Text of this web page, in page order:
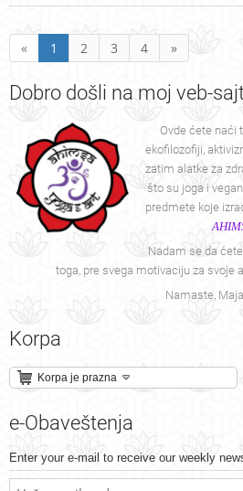
« 1 2 3 4 »
Dobro došli na moj veb-
Ovde ćete naći
ekofilozofiji,
zatim alatke za
što su joga i
predmete koje
Nadam se da
toga, pre svega motivaciju za svoje
Namaste, Maja
Korpa
Korpa je prazna
e-Obaveštenja
Enter your e-mail to receive our weekly